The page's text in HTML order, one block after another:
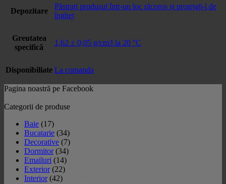
Depozitare
Păstrați produsul într-un loc răcoros și protejați-l de
îngheț
Greutatea
specifică
1,62 ± 0,05 g/cm3 la 20 °C
Disponibiliate La comanda
Pagina noastră pe Facebook
Categorii de produse
Baie (17)
Bucatarie (34)
Decorative (7)
Dormitor (34)
Emailuri (14)
Exterior (22)
Interior (42)